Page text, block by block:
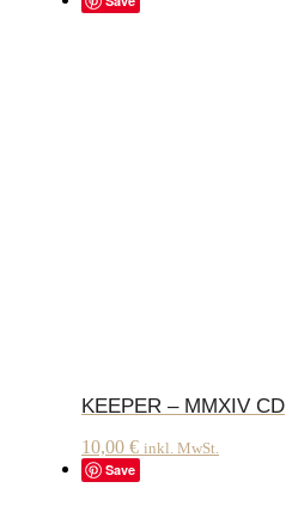
KEEPER – MMXIV CD
10,00 € inkl. MwSt.
Save